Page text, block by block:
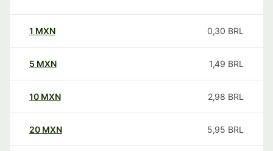
1 MXN 0,30 BRL
5 MXN 1,49 BRL
10 MXN 2,98 BRL
20 MXN 5,95 BRL